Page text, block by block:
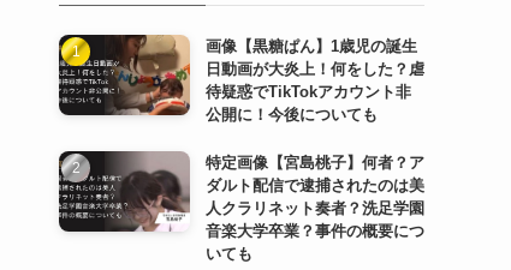
画像【黒糖ぱん】1歳児の誕生
日動画が大炎上！何をした？虐
待疑惑でTikTokアカウント非
公開に！今後についても
特定画像【宮島桃子】何者？ア
ダルト配信で逮捕されたのは美
人クラリネット奏者？洗足学園
音楽大学卒業？事件の概要につ
いても